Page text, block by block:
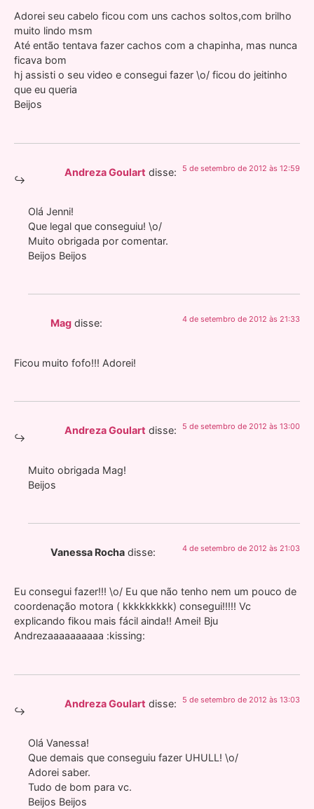
Adorei seu cabelo ficou com uns cachos soltos,com brilho
muito lindo msm
Até então tentava fazer cachos com a chapinha, mas nunca
ficava bom
hj assisti o seu video e consegui fazer \o/ ficou do jeitinho
que eu queria
Beijos
Andreza Goulart disse: 5 de setembro de 2012 às 12:59
Olá Jenni!
Que legal que conseguiu! \o/
Muito obrigada por comentar.
Beijos Beijos
Mag disse: 4 de setembro de 2012 às 21:33
Ficou muito fofo!!! Adorei!
Andreza Goulart disse: 5 de setembro de 2012 às 13:00
Muito obrigada Mag!
Beijos
Vanessa Rocha disse: 4 de setembro de 2012 às 21:03
Eu consegui fazer!!! \o/ Eu que não tenho nem um pouco de
coordenação motora ( kkkkkkkkk) consegui!!!!! Vc
explicando fikou mais fácil ainda!! Amei! Bju
Andrezaaaaaaaaaa :kissing:
Andreza Goulart disse: 5 de setembro de 2012 às 13:03
Olá Vanessa!
Que demais que conseguiu fazer UHULL! \o/
Adorei saber.
Tudo de bom para vc.
Beijos Beijos